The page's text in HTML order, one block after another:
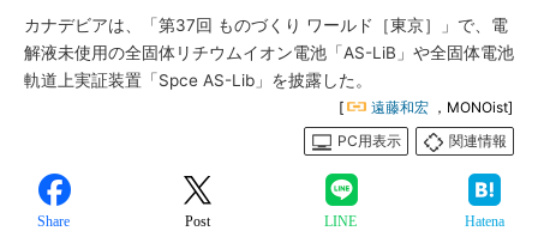
カナデビアは、「第37回 ものづくり ワールド［東京］」で、電
解液未使用の全固体リチウムイオン電池「AS-LiB」や全固体電池
軌道上実証装置「Spce AS-Lib」を披露した。
[ 遠藤和宏 ，MONOist]
PC用表示
関連情報
Share Post LINE Hatena